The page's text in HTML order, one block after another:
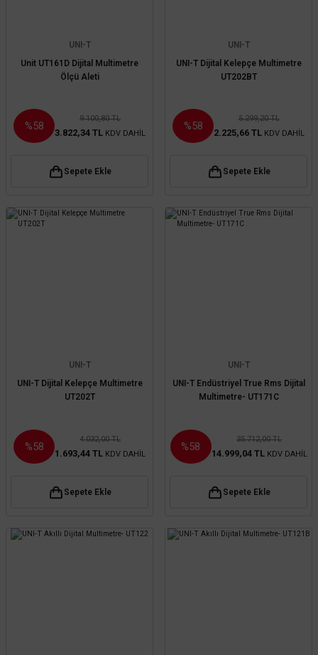
UNI-T
Unit UT161D Dijital Multimetre
Ölçü Aleti
%58
9.100,80 TL
3.822,34 TL KDV DAHİL
Sepete Ekle
UNI-T
UNI-T Dijital Kelepçe Multimetre
UT202BT
%58
5.299,20 TL
2.225,66 TL KDV DAHİL
Sepete Ekle
UNI-T
UNI-T Dijital Kelepçe Multimetre
UT202T
%58
4.032,00 TL
1.693,44 TL KDV DAHİL
Sepete Ekle
UNI-T
UNI-T Endüstriyel True Rms Dijital
Multimetre- UT171C
%58
35.712,00 TL
14.999,04 TL KDV DAHİL
Sepete Ekle